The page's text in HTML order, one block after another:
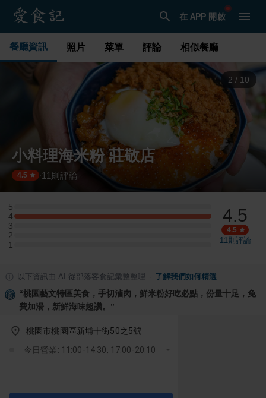
在 APP 開啟
餐廳資訊 照片 菜單 評論 相似餐廳
3 / 10
小料理海米粉 莊敬店
4.5 · 11 則評論
5
5 星：0 則評論
4
4 星：2 則評論
3
3 星：0 則評論
2
2 星：0 則評論
1
1 星：0 則評論
4.5
4.5
11則評論
以下資訊由 AI 從部落客食記彙整整理 了解我們如何精選
“桃園藝文特區美食，手切滷肉，鮮米粉好吃必點，份量十足，免
費加湯，新鮮海味超讚。 ”
桃園市桃園區新埔十街50之5號
今日營業: 11:00-14:30, 17:00-20:10